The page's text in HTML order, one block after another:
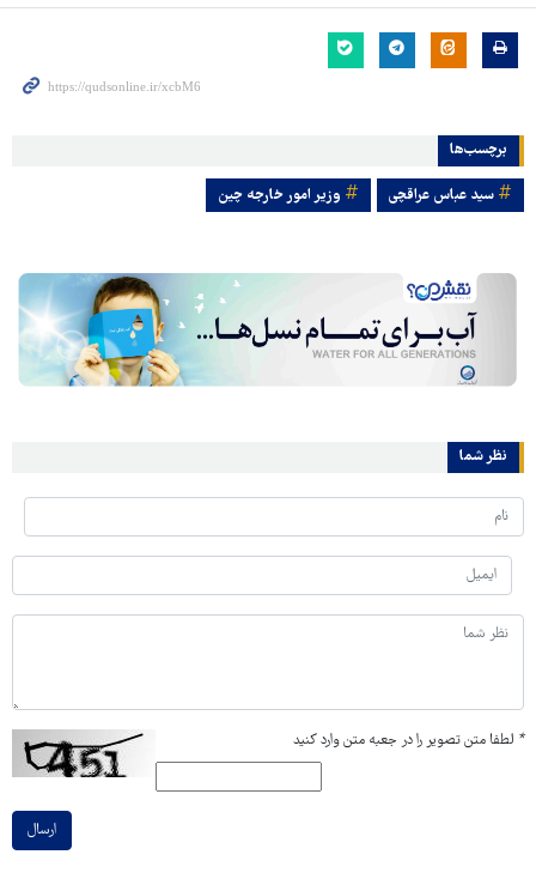
برچسب‌ها
سید عباس عراقچی وزیر امور خارجه چین
نظر شما
* لطفا متن تصویر را در جعبه متن وارد کنید
ارسال